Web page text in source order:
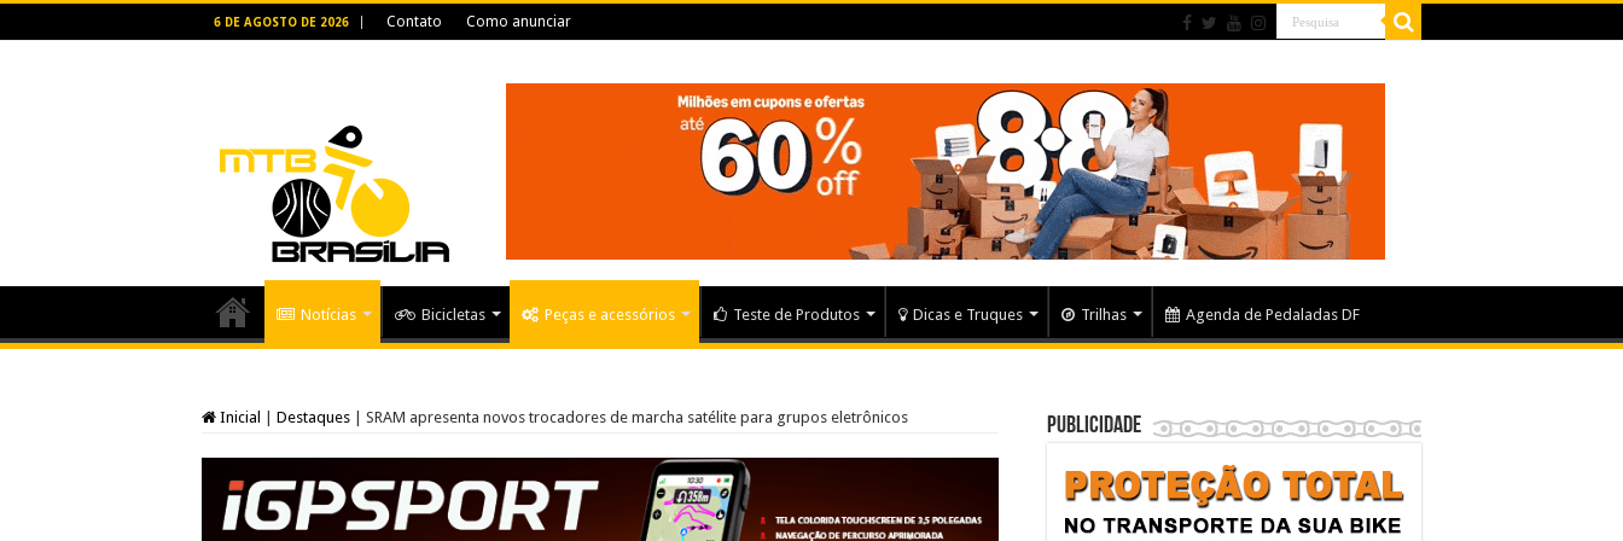
6 DE AGOSTO DE 2026 Contato Como anunciar
Notícias Bicicletas Peças e acessórios Teste de Produtos Dicas e Truques Trilhas Agenda de Pedaladas DF
Inicial Destaques SRAM apresenta novos trocadores de marcha satélite para grupos eletrônicos Publicidade